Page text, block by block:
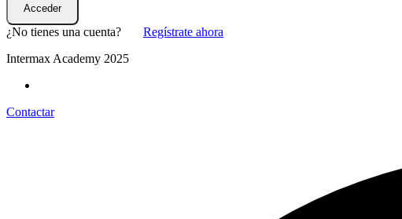
Acceder
¿No tienes una cuenta?
Regístrate ahora
Intermax Academy 2025
Contactar